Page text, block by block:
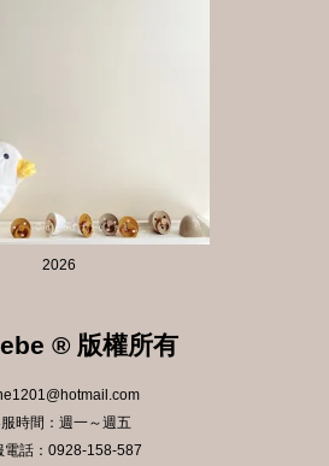
2026
® 版權所有
時間：週一～週五
電話：0928-158-587